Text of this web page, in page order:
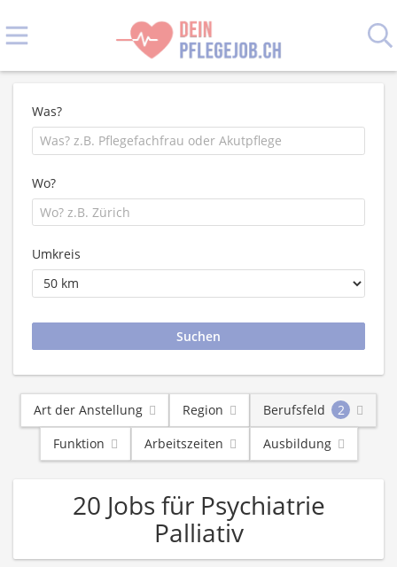
Was?
Wo?
Umkreis
Art der Anstellung Region Berufsfeld
2
Funktion
Arbeitszeiten Ausbildung
20 Jobs für Psychiatrie
Palliativ